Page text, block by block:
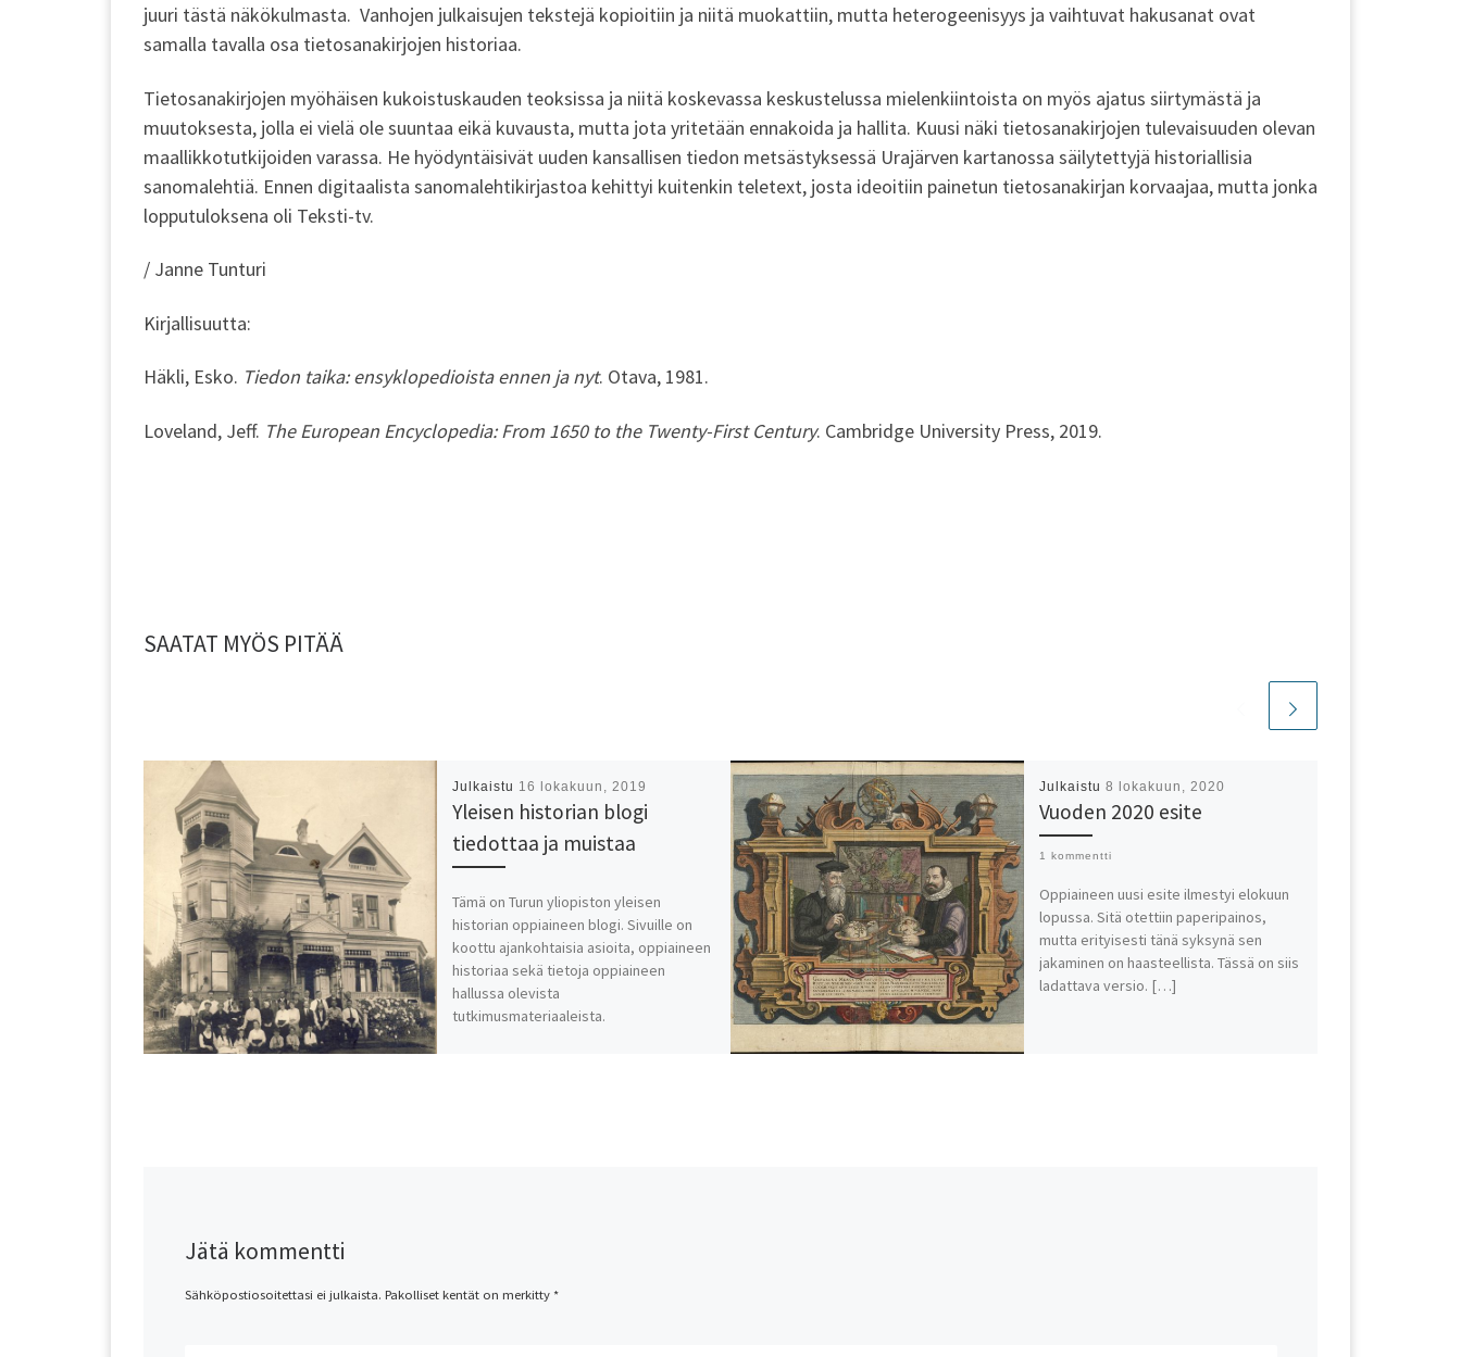
juuri tästä näkökulmasta. Vanhojen julkaisujen tekstejä kopioitiin ja niitä muokattiin, mutta heterogeenisyys ja vaihtuvat hakusanat ovat
samalla tavalla osa tietosanakirjojen historiaa.
Tietosanakirjojen myöhäisen kukoistuskauden teoksissa ja niitä koskevassa keskustelussa mielenkiintoista on myös ajatus siirtymästä ja
muutoksesta, jolla ei vielä ole suuntaa eikä kuvausta, mutta jota yritetään ennakoida ja hallita. Kuusi näki tietosanakirjojen tulevaisuuden olevan
maallikkotutkijoiden varassa. He hyödyntäisivät uuden kansallisen tiedon metsästyksessä Urajärven kartanossa säilytettyjä historiallisia
sanomalehtiä. Ennen digitaalista sanomalehtikirjastoa kehittyi kuitenkin teletext, josta ideoitiin painetun tietosanakirjan korvaajaa, mutta jonka
lopputuloksena oli Teksti-tv.
/ Janne Tunturi
Kirjallisuutta:
Häkli, Esko. Tiedon taika: ensyklopedioista ennen ja nyt. Otava, 1981.
Loveland, Jeff. The European Encyclopedia: From 1650 to the Twenty-First Century. Cambridge University Press, 2019.
SAATAT MYÖS PITÄÄ
Julkaistu 16 lokakuun, 2019
Yleisen historian blogi
tiedottaa ja muistaa
Tämä on Turun yliopiston yleisen
historian oppiaineen blogi. Sivuille on
koottu ajankohtaisia asioita, oppiaineen
historiaa sekä tietoja oppiaineen
hallussa olevista
tutkimusmateriaaleista.
Julkaistu8 lokakuun, 2020
Vuoden 2020 esite
1 kommentti
Oppiaineen uusi esite ilmestyi elokuun
lopussa. Sitä otettiin paperipainos,
mutta erityisesti tänä syksynä sen
jakaminen on haasteellista. Tässä on siis
ladattava versio. […]
Jätä kommentti
Sähköpostiosoitettasi ei julkaista. Pakolliset kentät on merkitty *